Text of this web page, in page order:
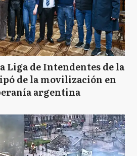
Liga de Intendentes de la
de la movilización en
argentina